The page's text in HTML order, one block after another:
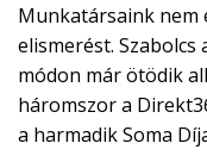
A
TÁMOGATÓI
KÖRHÖZ!
Munkatársaink nem
elismerést.
módon már ötödik
háromszor a
a harmadik Soma